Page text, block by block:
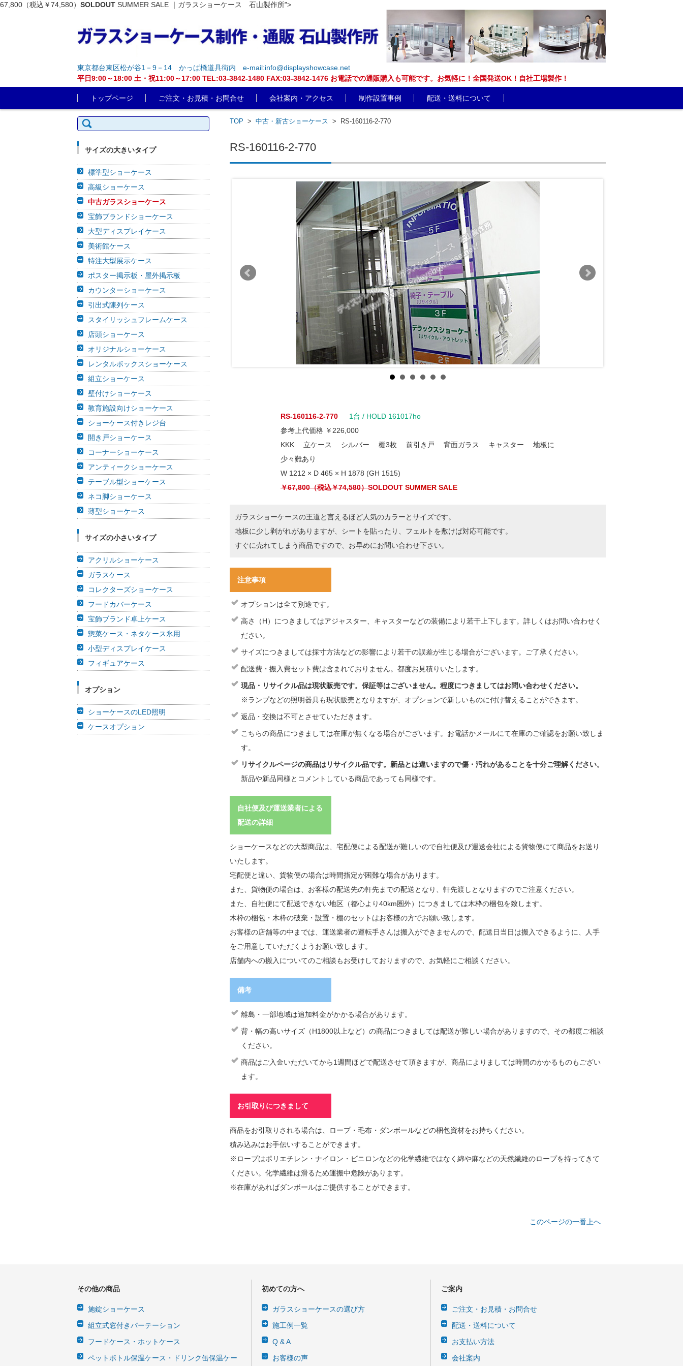
67,800（税込￥74,580） SOLDOUT SUMMER SALE ｜ガラスショーケース 石山製作所">
東京都台東区松が谷1－9－14 かっぱ橋道具街内
e-mail:info@displayshowcase.net
平日9:00～18:00 土・祝11:00～17:00 TEL:03-3842-1480 FAX:03-3842-1476 お電話での通販購入も可能です。お気軽に！全国発送OK！自社工場製作！
トップページ
ご注文・お見積・お問合せ 会社案内・アクセス 制作設置事例 配送・送料について
TOP > 中古・新古ショーケース > RS-160116-2-770
RS-160116-2-770
RS-160116-2-770 1台 / HOLD 161017ho
参考上代価格 ￥226,000
KKK 立ケース シルバー 棚3枚 前引き戸 背面ガラス キャスター 地板に
少々難あり
W 1212 × D 465 × H 1878 (GH 1515)
￥67,800（税込￥74,580）SOLDOUT SUMMER SALE
ガラスショーケースの王道と言えるほど人気のカラーとサイズです。
地板に少し剥がれがありますが、シートを貼ったり、フェルトを敷けば対応可能です。
すぐに売れてしまう商品ですので、お早めにお問い合わせ下さい。
注意事項
オプションは全て別途です。
高さ（H）につきましてはアジャスター、キャスターなどの装備により若干上下します。詳しくはお問い合わせく
ださい。
サイズにつきましては採寸方法などの影響により若干の誤差が生じる場合がございます。ご了承ください。
配送費・搬入費セット費は含まれておりません。都度お見積りいたします。
現品・リサイクル品は現状販売です。保証等はございません。程度につきましてはお問い合わせください。
※ランプなどの照明器具も現状販売となりますが、オプションで新しいものに付け替えることができます。
返品・交換は不可とさせていただきます。
こちらの商品につきましては在庫が無くなる場合がございます。お電話かメールにて在庫のご確認をお願い致しま
す。
リサイクルページの商品はリサイクル品です。新品とは違いますので傷・汚れがあることを十分ご理解ください。
新品や新品同様とコメントしている商品であっても同様です。
自社便及び運送業者による
配送の詳細
ショーケースなどの大型商品は、宅配便による配送が難しいので自社便及び運送会社による貨物便にて商品をお送り
いたします。
宅配便と違い、貨物便の場合は時間指定が困難な場合があります。
また、貨物便の場合は、お客様の配送先の軒先までの配送となり、軒先渡しとなりますのでご注意ください。
また、自社便にて配送できない地区（都心より40km圏外）につきましては木枠の梱包を致します。
木枠の梱包・木枠の破棄・設置・棚のセットはお客様の方でお願い致します。
お客様の店舗等の中までは、運送業者の運転手さんは搬入ができませんので、配送日当日は搬入できるように、人手
をご用意していただくようお願い致します。
店舗内への搬入についてのご相談もお受けしておりますので、お気軽にご相談ください。
備考
離島・一部地域は追加料金がかかる場合があります。
背・幅の高いサイズ（H1800以上など）の商品につきましては配送が難しい場合がありますので、その都度ご相談
ください。
商品はご入金いただいてから1週間ほどで配送させて頂きますが、商品によりましては時間のかかるものもござい
ます。
お引取りにつきまして
商品をお引取りされる場合は、ロープ・毛布・ダンボールなどの梱包資材をお持ちください。
積み込みはお手伝いすることができます。
※ロープはポリエチレン・ナイロン・ビニロンなどの化学繊維ではなく綿や麻などの天然繊維のロープを持ってきて
ください。化学繊維は滑るため運搬中危険があります。
※在庫があればダンボールはご提供することができます。
このページの一番上へ
検索:
サイズの大きいタイプ
標準型ショーケース
高級ショーケース
中古ガラスショーケース
宝飾ブランドショーケース
大型ディスプレイケース
美術館ケース
特注大型展示ケース
ポスター掲示板・屋外掲示板
カウンターショーケース
引出式陳列ケース
スタイリッシュフレームケース
店頭ショーケース
オリジナルショーケース
レンタルボックスショーケース
組立ショーケース
壁付けショーケース
教育施設向けショーケース
ショーケース付きレジ台
開き戸ショーケース
コーナーショーケース
アンティークショーケース
テーブル型ショーケース
ネコ脚ショーケース
薄型ショーケース
サイズの小さいタイプ
アクリルショーケース
ガラスケース
コレクターズショーケース
フードカバーケース
宝飾ブランド卓上ケース
惣菜ケース・ネタケース氷用
小型ディスプレイケース
フィギュアケース
オプション
ショーケースのLED照明
ケースオプション
その他の商品
施錠ショーケース
組立式窓付きパーテーション
フードケース・ホットケース
ペットボトル保温ケース・ドリンク缶保温ケー
初めての方へ
ガラスショーケースの選び方
施工例一覧
Q & A
お客様の声
ご案内
ご注文・お見積・お問合せ
配送・送料について
お支払い方法
会社案内